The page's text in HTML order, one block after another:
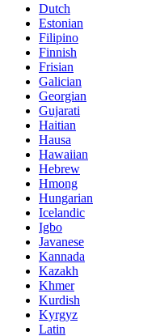
Dutch
Estonian
Filipino
Finnish
Frisian
Galician
Georgian
Gujarati
Haitian
Hausa
Hawaiian
Hebrew
Hmong
Hungarian
Icelandic
Igbo
Javanese
Kannada
Kazakh
Khmer
Kurdish
Kyrgyz
Latin